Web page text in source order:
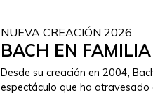
NUEVA CREACIÓN 2026
BACH EN FAMILIA
Desde su creación en 2004,
espectáculo que ha atravesado